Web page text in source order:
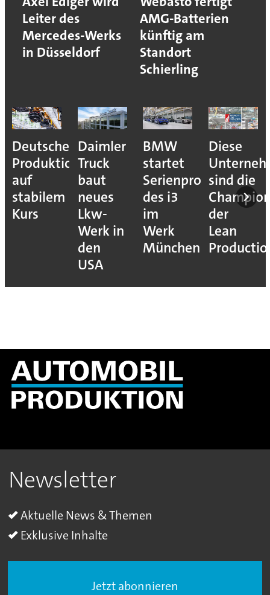
Leiter des
Mercedes-Werks
in Düsseldorf
AMG-Batterien
künftig am
Standort
Schierling
Deutsche
Produktion
auf
stabilem
Kurs
Daimler
Truck
baut
neues
Lkw-
Werk in
den
USA
BMW
startet
Serienproduktion
des i3
im
Werk
München
Diese
sind die
der
Lean
Newsletter
Aktuelle News & Themen
Exklusive Inhalte
Jetzt abonnieren